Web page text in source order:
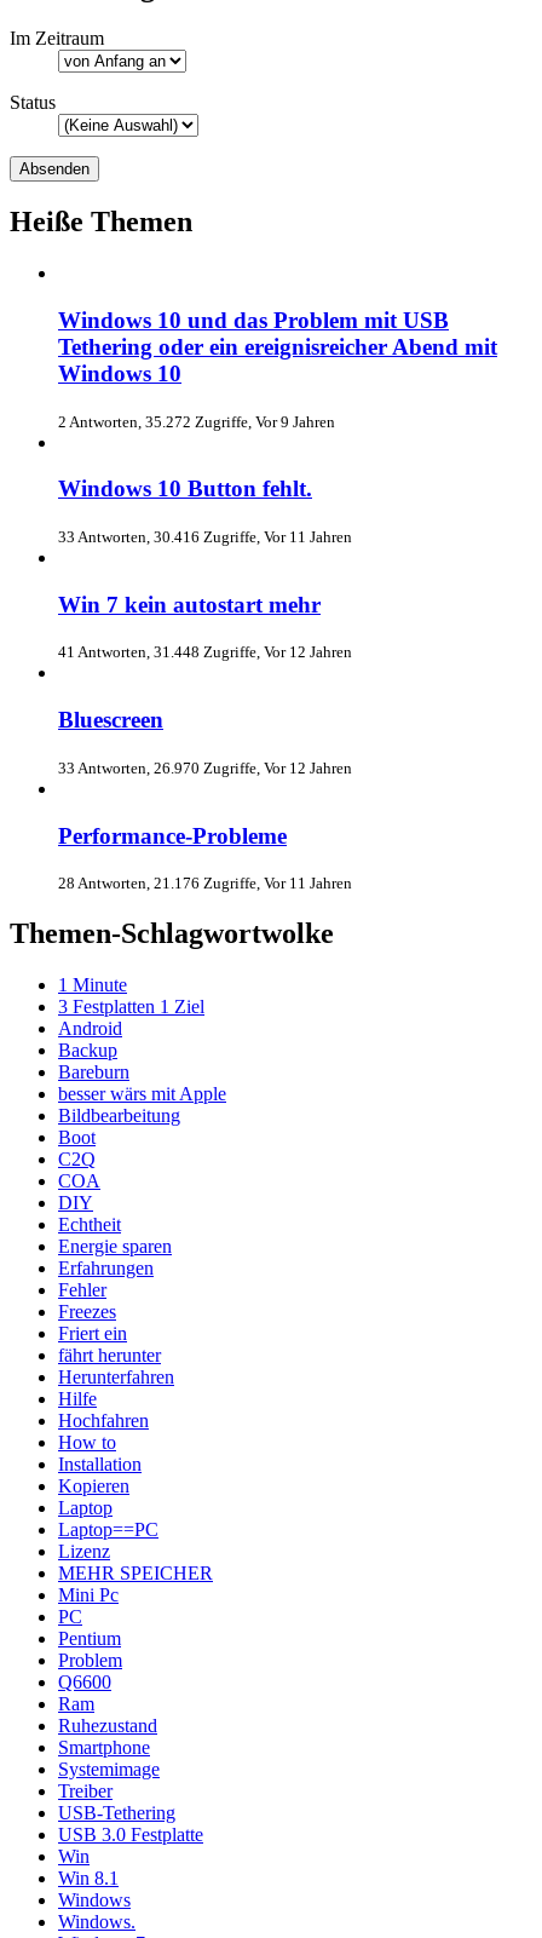
Im Zeitraum
Status
Heiße Themen
Windows 10 und das Problem mit USB
Tethering oder ein ereignisreicher Abend mit
Windows 10
2 Antworten, 35.272 Zugriffe, Vor 9 Jahren
Windows 10 Button fehlt.
33 Antworten, 30.416 Zugriffe, Vor 11 Jahren
Win 7 kein autostart mehr
41 Antworten, 31.448 Zugriffe, Vor 12 Jahren
Bluescreen
33 Antworten, 26.970 Zugriffe, Vor 12 Jahren
Performance-Probleme
28 Antworten, 21.176 Zugriffe, Vor 11 Jahren
Themen-Schlagwortwolke
1 Minute
3 Festplatten 1 Ziel
Android
Backup
Bareburn
besser wärs mit Apple
Bildbearbeitung
Boot
C2Q
COA
DIY
Echtheit
Energie sparen
Erfahrungen
Fehler
Freezes
Friert ein
fährt herunter
Herunterfahren
Hilfe
Hochfahren
How to
Installation
Kopieren
Laptop
Laptop==PC
Lizenz
MEHR SPEICHER
Mini Pc
PC
Pentium
Problem
Q6600
Ram
Ruhezustand
Smartphone
Systemimage
Treiber
USB-Tethering
USB 3.0 Festplatte
Win
Win 8.1
Windows
Windows.